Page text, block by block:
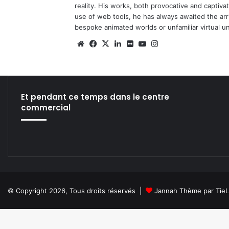
reality. His works, both provocative and
use of web tools, he has always awaited the
bespoke animated worlds or unfamiliar virtual
We Fa
X
Lin Fli Yo
Et pendant ce temps dans le centre
commercial
© Copyright 2026, Tous droits réservés | Jannah Thème par